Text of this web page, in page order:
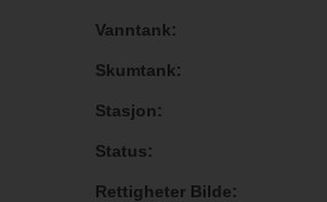
Vanntank
Skumtank
Stasjon
Status
Rettigheter Bilde